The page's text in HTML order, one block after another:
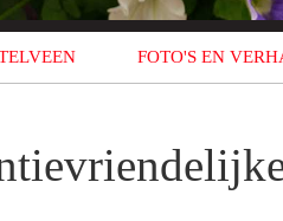
FOTO'S EN